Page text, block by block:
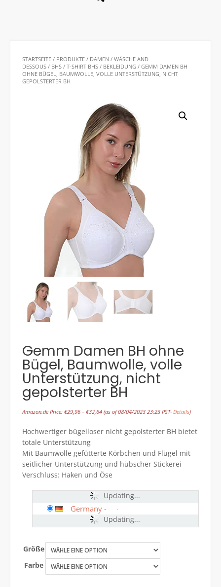
STARTSEITE / PRODUKTE / DAMEN / WÄSCHE AND
DESSOUS / BHS / T-SHIRT BHS / BEKLEIDUNG / GEMM DAMEN BH
OHNE BÜGEL, BAUMWOLLE, VOLLE UNTERSTÜTZUNG, NICHT
GEPOLSTERTER BH
Gemm Damen BH ohne
Bügel, Baumwolle, volle
Unterstützung, nicht
gepolsterter BH
Amazon.de Price: €29,96 – €32,64 (as of 08/04/2023 23:23 PST- Details)
Hochwertiger bügelloser nicht gepolsterter BH bietet
totale Unterstützung
Mit Baumwolle gefütterte Körbchen und Flügel mit
seitlicher Unterstützung und hübscher Stickerei
Verschluss: Haken und Öse
Updating...
Updating...
Germany -
Größe
Farbe